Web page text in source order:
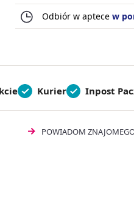
Odbiór w aptece w
Kurier Inpost
POWIADOM